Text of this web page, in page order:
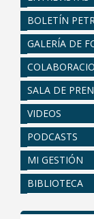
BOLETÍN
GALERÍA DE
SALA DE
VIDEOS
PODCASTS
MI GESTIÓN
BIBLIOTECA